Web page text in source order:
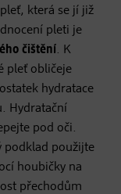
která se jí již
pleti je
čištění. K
pleť obličeje
hydratace
Hydratační
pod oči.
podklad použijte
houbičky na
přechodům